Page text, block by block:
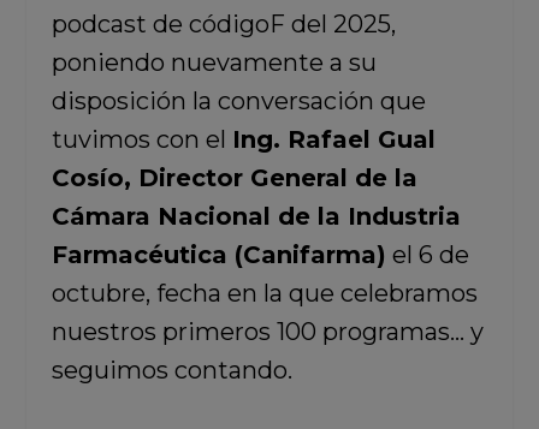
podcast de códigoF del 2025,
poniendo nuevamente a su
disposición la conversación que
tuvimos con el Ing. Rafael Gual
Cosío, Director General de la
Cámara Nacional de la Industria
Farmacéutica (Canifarma) el 6 de
octubre, fecha en la que celebramos
nuestros primeros 100 programas… y
seguimos contando.